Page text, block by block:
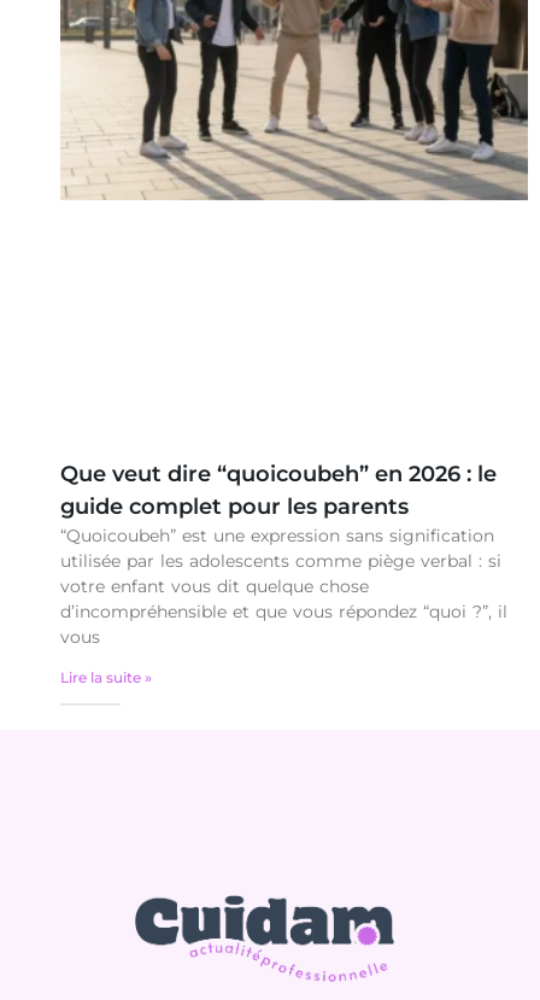
Que veut dire “quoicoubeh” en 2026 : le
guide complet pour les parents
“Quoicoubeh” est une expression sans signification
utilisée par les adolescents comme piège verbal : si
votre enfant vous dit quelque chose
d’incompréhensible et que vous répondez “quoi ?”, il
vous
Lire la suite »